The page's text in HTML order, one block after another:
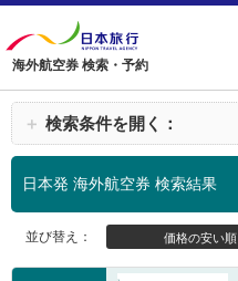
海外航空券 検索・予約
＋ 検索条件を開く：
日本発 海外航空券 検索結果
並び替え： 価格の安い順